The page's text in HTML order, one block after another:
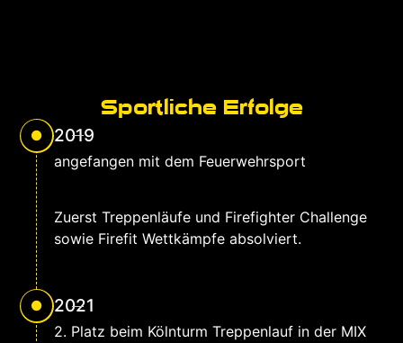
Sportliche Erfolge
2019
angefangen mit dem Feuerwehrsport
Zuerst Treppenläufe und Firefighter Challenge
sowie Firefit Wettkämpfe absolviert.
2021
2. Platz beim Kölnturm Treppenlauf in der MIX